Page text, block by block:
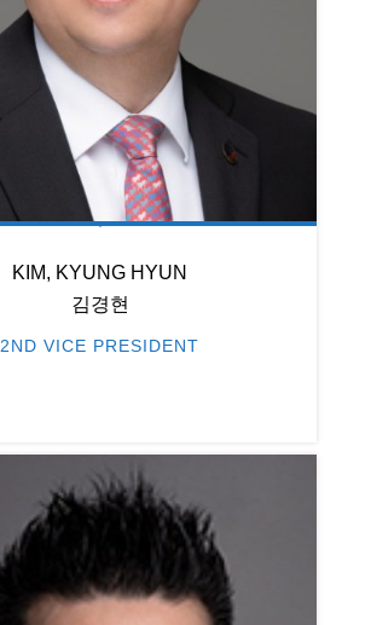
KIM, KYUNG HYUN
김경현
2ND VICE PRESIDENT